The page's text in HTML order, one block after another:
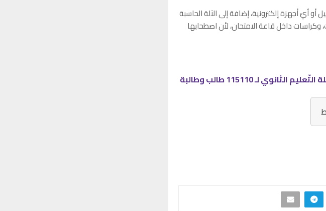
أيّ أجهزة إلكترونية، إضافة إلى الآلة الحاسبة
داخل قاعة الامتحان، لأن اصطحابها
لـ 115110 طالب وطالبة